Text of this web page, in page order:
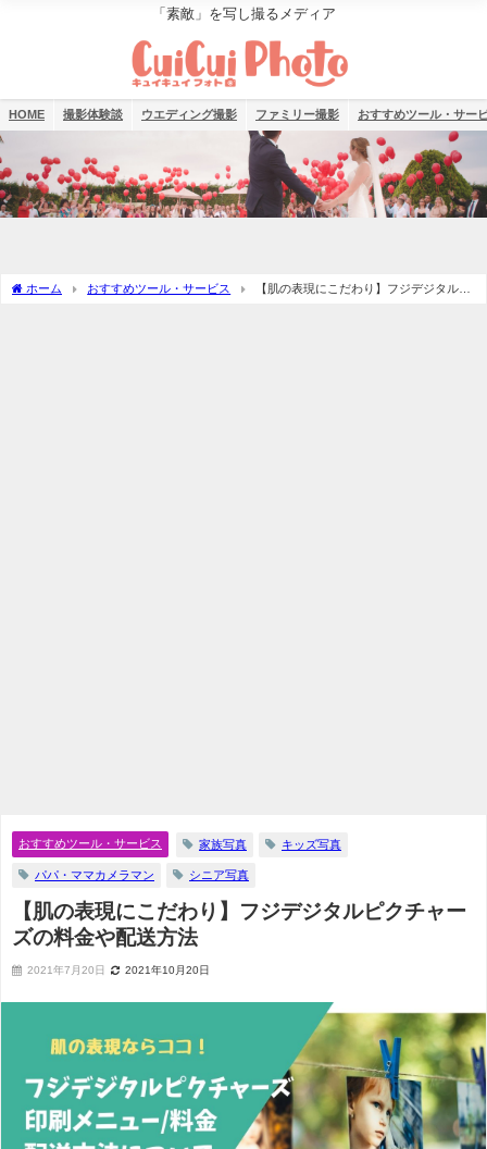
「素敵」を写し撮るメディア
HOME 撮影体験談 ウエディング撮影 ファミリー撮影 おすすめツール・サー
ホーム おすすめツール・サービス
【肌の表現にこだわり】フジデジタルピ
おすすめツール・サービス 家族写真 キッズ写真
パパ・ママカメラマン シニア写真
【肌の表現にこだわり】フジデジタルピクチャー
ズの料金や配送方法
2021年7月20日 2021年10月20日